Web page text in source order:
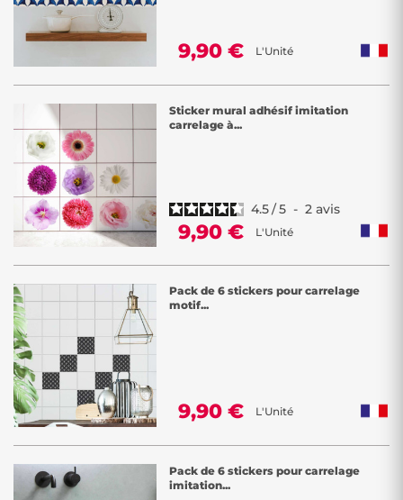
9,90 € L'Unité
Sticker mural adhésif imitation
carrelage à...
4.5/5 - 2 avis
9,90 € L'Unité
Pack de 6 stickers pour carrelage
motif...
9,90 € L'Unité
Pack de 6 stickers pour carrelage
imitation...